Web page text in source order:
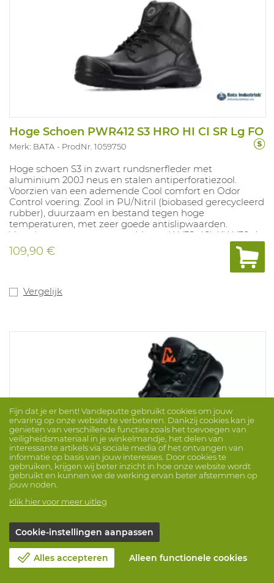
Hoge Schoen PWR412 S3 HRO HI CI SR Lg FO
Merk: BATA ProdNr. 1059750
Hoge schoen S3 in zwart rundsnerfleder met
aluminium 200J neus en stalen antiperforatiezool.
Voorzien van een ademende Cool comfort en Odor
Control voering. Zool in PU/Nitril (biobased gerecycleerd
rubber), duurzaam en bestand tegen hoge
temperaturen, met zeer goede antislipwaarden.
Voorzien van een overneus. Maten: W (38-48), XW (38-4
8), XXW (40-46).
109,90 €
Vergelijk
Hoge Schoen Patrick S3 HRO HI CI SRC
Merk: EMMA ProdNr. 1001584
Fijn dat je er bent! Vandeputte gebruikt cookies om jouw
ervaring op onze website te verbeteren. Dankzij cookies kan je
genieten van verschillende functies zoals het toevoegen van
veiligheidsmateriaal in je winkelmandje, het delen van
interessante artikels via sociale media of het ontvangen van
informatie op basis van jouw interesses. Door cookies te
gebruiken, krijgen wij beter inzicht in hoe onze website wordt
gebruikt en kunnen we de werking ervan beter afstemmen op
jouw noden.
Klik hier voor meer uitleg
Cookie-instellingen aanpassen
Alles accepteren Alleen functionele cookies